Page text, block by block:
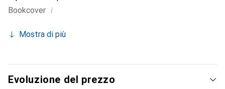
Bookcover i
Mostra di più
Evoluzione del prezzo